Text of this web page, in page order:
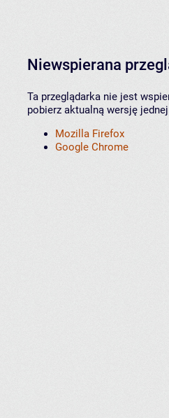
Niewspierana
Ta przeglądarka nie jest
pobierz aktualną wersję
Mozilla Firefox
Google Chrome